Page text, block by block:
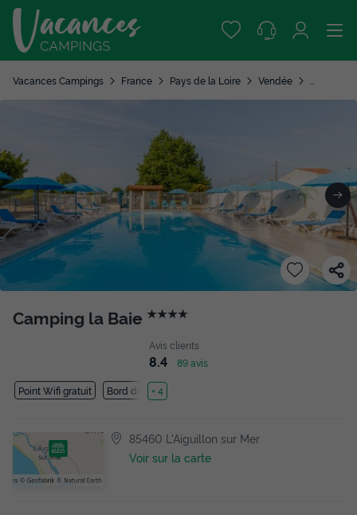
Vacances Campings France Pays de la Loire Vendée
Camping la Baie ★★★★
Avis clients
8.4 89 avis
Point Wifi gratuit Bord de mer
+ 4
85460 L'Aiguillon sur Mer
Voir sur la carte